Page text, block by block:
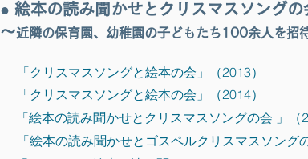
● 絵本の読み聞かせとクリスマスソングの
〜近隣の保育園、幼稚園の子どもたち100余人を招
「クリスマスソングと絵本の会」（2013）
「クリスマスソングと絵本の会」（2014）
「絵本の読み聞かせとクリスマスソングの会 」（
「絵本の読み聞かせとゴスペルクリスマスソング